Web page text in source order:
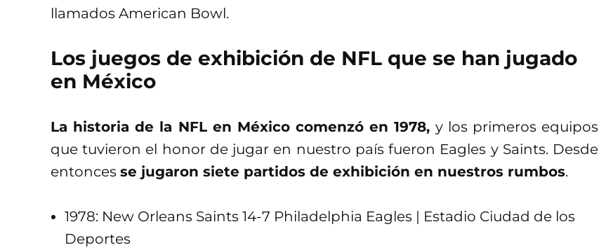
llamados American Bowl.
Los juegos de exhibición de NFL que se han jugado
en México
La historia de la NFL en México comenzó en 1978, y los primeros equipos
que tuvieron el honor de jugar en nuestro país fueron Eagles y Saints. Desde
entonces se jugaron siete partidos de exhibición en nuestros rumbos.
1978: New Orleans Saints 14-7 Philadelphia Eagles | Estadio Ciudad de los
Deportes